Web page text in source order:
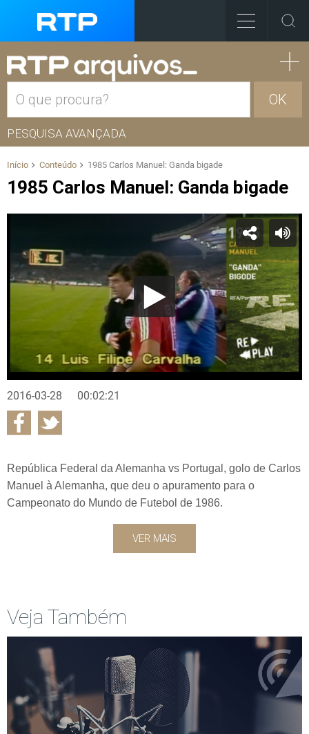
OK
PESQUISA AVANÇADA
Início Conteúdo 1985 Carlos Manuel: Ganda bigade
1985 Carlos Manuel: Ganda bigade
2016-03-28 00:02:21
República Federal da Alemanha vs Portugal, golo de Carlos
Manuel à Alemanha, que deu o apuramento para o
Campeonato do Mundo de Futebol de 1986.
VER MAIS
Veja Também